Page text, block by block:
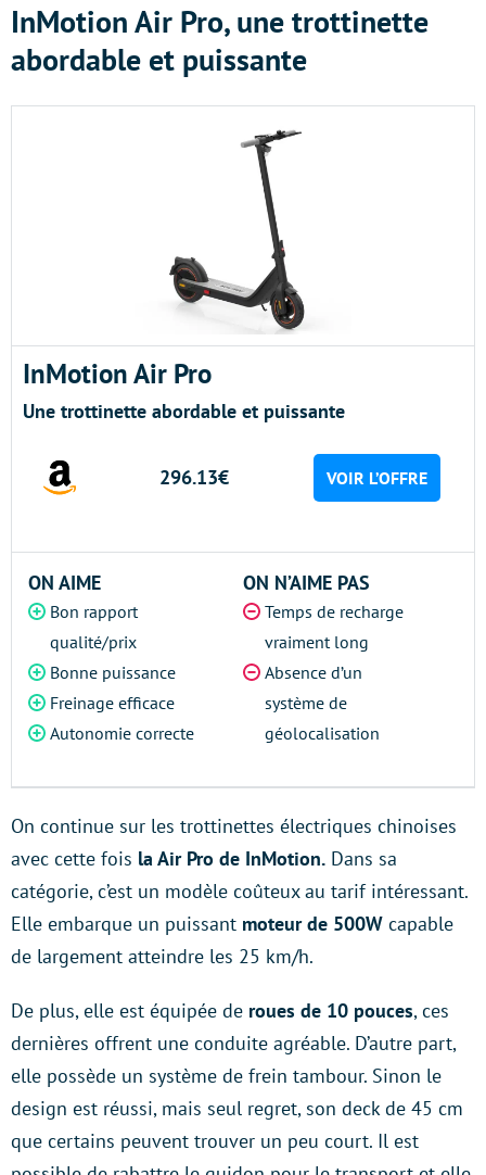
InMotion Air Pro, une trottinette
abordable et puissante
InMotion Air Pro
Une trottinette abordable et puissante
296.13€ VOIR L’OFFRE
ON AIME
Bon rapport
qualité/prix
Bonne puissance
Freinage efficace
Autonomie correcte
ON N’AIME PAS
Temps de recharge
vraiment long
Absence d’un
système de
géolocalisation
On continue sur les trottinettes électriques chinoises
avec cette fois la Air Pro de InMotion. Dans sa
catégorie, c’est un modèle coûteux au tarif intéressant.
Elle embarque un puissant moteur de 500W capable
de largement atteindre les 25 km/h.
De plus, elle est équipée de roues de 10 pouces, ces
dernières offrent une conduite agréable. D’autre part,
elle possède un système de frein tambour. Sinon le
design est réussi, mais seul regret, son deck de 45 cm
que certains peuvent trouver un peu court. Il est